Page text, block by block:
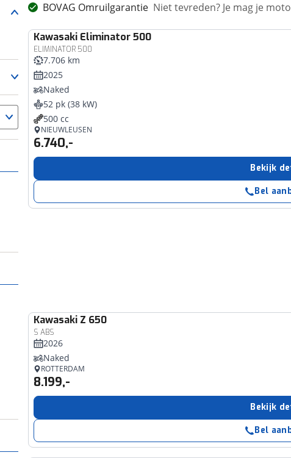
BOVAG Omruilgarantie Niet tevreden? Je mag je
Kawasaki Eliminator 500
ELIMINATOR 500
7.706 km
2025
Naked
52 pk (38 kW)
500 cc
NIEUWLEUSEN
6.740,-
Bekijk
Bel
Kawasaki Z 650
S ABS
2026
Naked
ROTTERDAM
8.199,-
Bekijk
Bel